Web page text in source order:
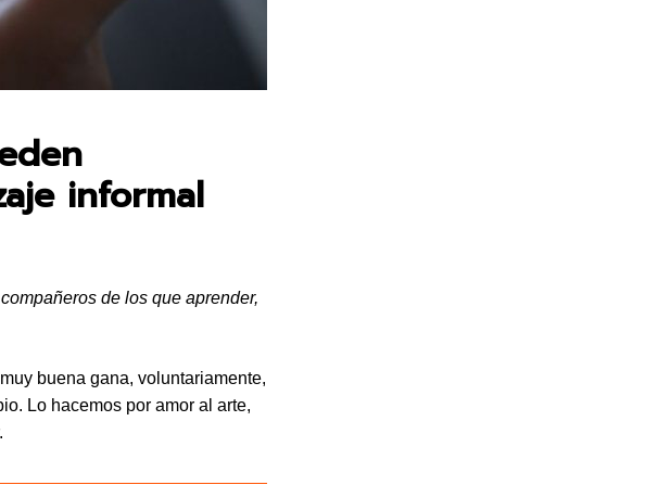
informal
de los que aprender,
buena gana, voluntariamente,
Lo hacemos por amor al arte,